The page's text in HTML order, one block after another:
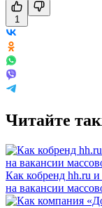
1
Читайте
Как кобренд hh.ru
на вакансии